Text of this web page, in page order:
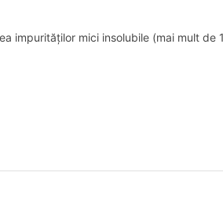
impurităților mici insolubile (mai mult de